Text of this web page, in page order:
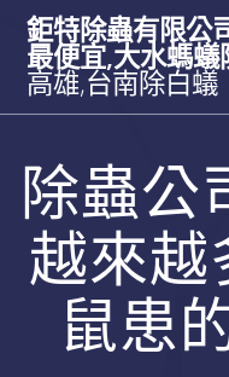
鉅特除蟲有限公
最便宜,大水螞
高雄,台南除白蟻
除蟲公
越來越
鼠患